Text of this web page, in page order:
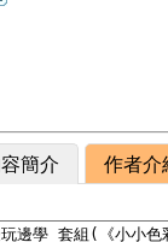
簡介 作者介